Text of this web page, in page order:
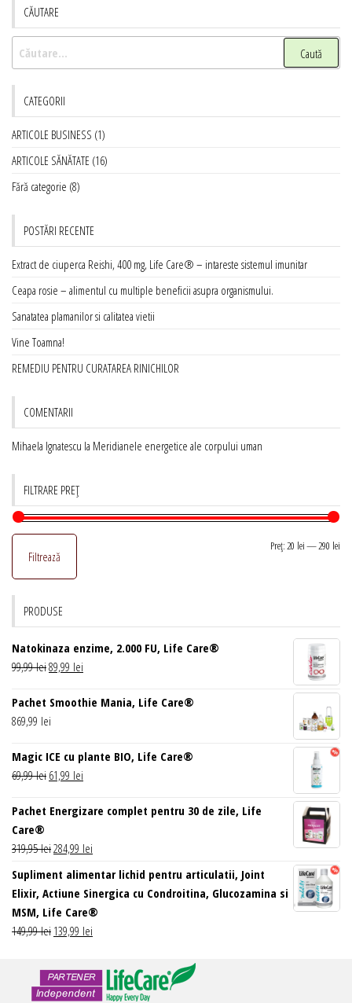
CĂUTARE
CATEGORII
ARTICOLE BUSINESS (1)
ARTICOLE SĂNĂTATE (16)
Fără categorie (8)
POSTĂRI RECENTE
Extract de ciuperca Reishi, 400 mg, Life Care® – intareste sistemul imunitar
Ceapa rosie – alimentul cu multiple beneficii asupra organismului.
Sanatatea plamanilor si calitatea vietii
Vine Toamna!
REMEDIU PENTRU CURATAREA RINICHILOR
COMENTARII
Mihaela Ignatescu la Meridianele energetice ale corpului uman
FILTRARE PREȚ
Filtrează
Preț: 20 lei—290 lei
PRODUSE
Natokinaza enzime, 2.000 FU, Life Care®
99,99leiPrețul
a
fost:
89,99 lei
este:
Pachet Smoothie Mania, Life Care®
869,99 lei
Magic ICE cu plante BIO, Life Care®
69,99lei Prețul
a
69,99 lei.
61,99 lei
este:
Pachet Energizare complet pentru 30 de zile, Life
Care®
319,95leiPrețul
284,99 lei
284,99 lei.
Supliment alimentar lichid pentru articulatii, Joint
Elixir, Actiune Sinergica cu Condroitina, Glucozamina si
MSM, Life Care®
149,99lei Prețul
a
fost:
139,99 lei
este:
139,99 lei.